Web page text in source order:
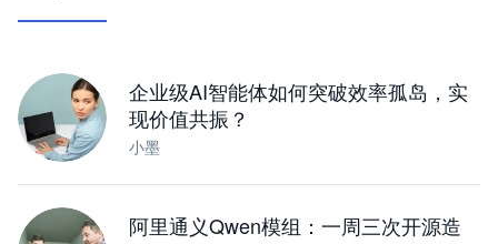
企业级AI智能体如何突破效率孤岛，实
现价值共振？
小墨
阿里通义Qwen模组：一周三次开源造